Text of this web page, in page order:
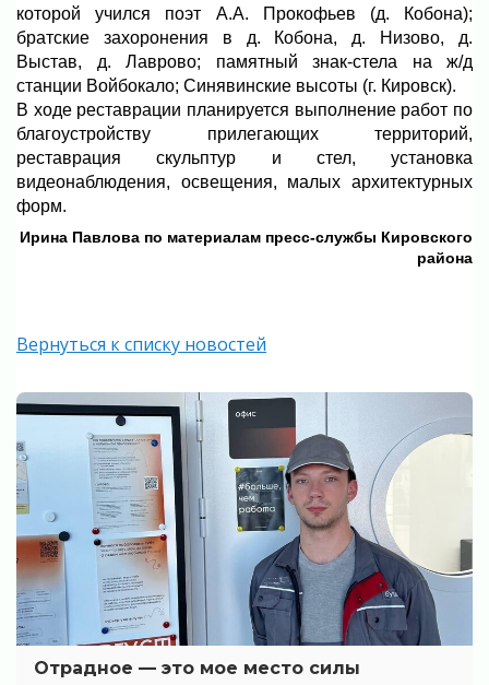
которой учился поэт А.А. Прокофьев (д. Кобона);
братские захоронения в д. Кобона, д. Низово, д.
Выстав, д. Лаврово; памятный знак-стела на ж/д
станции Войбокало; Синявинские высоты (г. Кировск).
В ходе реставрации планируется выполнение работ по
благоустройству прилегающих территорий,
реставрация скульптур и стел, установка
видеонаблюдения, освещения, малых архитектурных
форм.
Ирина Павлова по материалам пресс-службы Кировского
района
Вернуться к списку новостей
Отрадное — это мое место силы